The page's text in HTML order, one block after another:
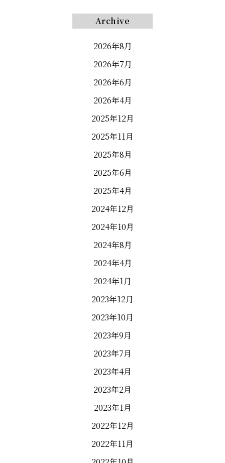
Archive
2026年8月
2026年7月
2026年6月
2026年4月
2025年12月
2025年11月
2025年8月
2025年6月
2025年4月
2024年12月
2024年10月
2024年8月
2024年4月
2024年1月
2023年12月
2023年10月
2023年9月
2023年7月
2023年4月
2023年2月
2023年1月
2022年12月
2022年11月